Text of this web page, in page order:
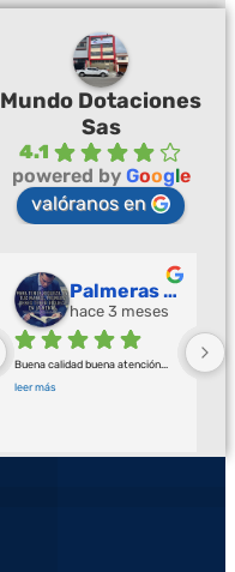
Mundo Dotaciones
Sas
4.1
powered by Google
valóranos en
Palmeras Doradas
hace 3 meses
Buena calidad buena atención
leer más